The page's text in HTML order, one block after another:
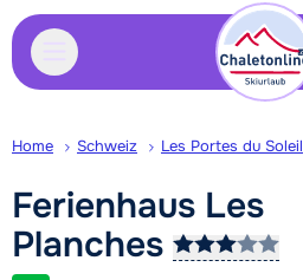
Home Schweiz Les Portes du Soleil
Ferienhaus Les
Planches